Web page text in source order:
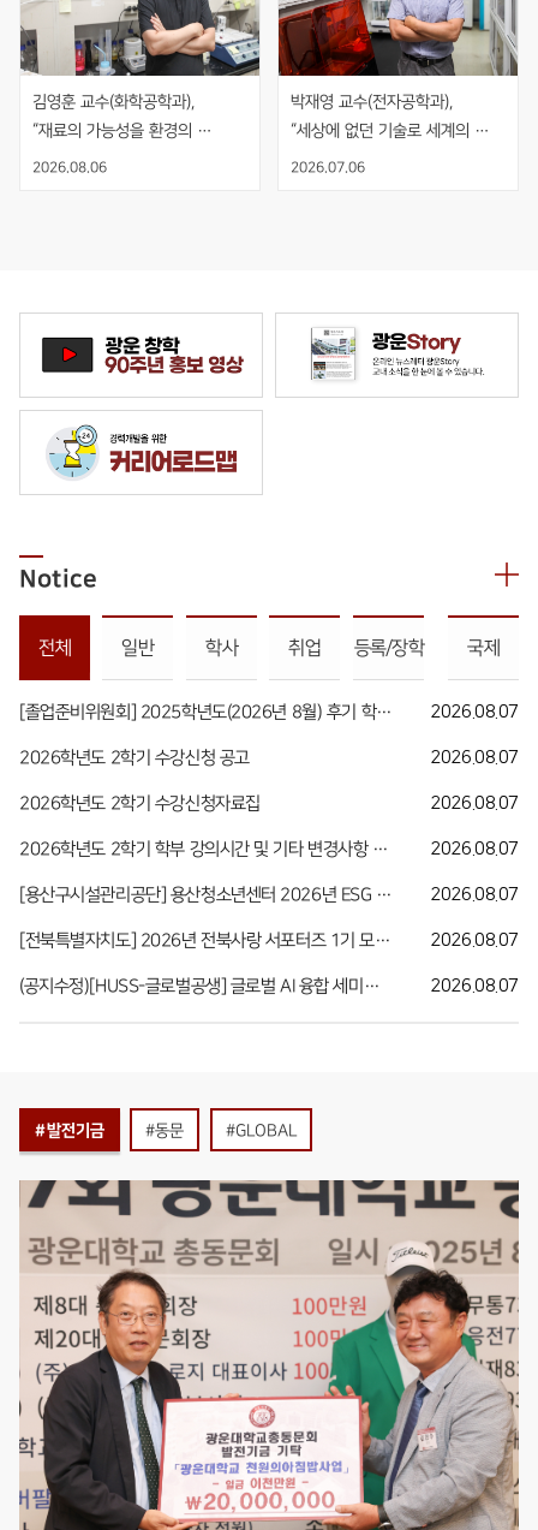
김영훈 교수(화학공학과),
“재료의 가능성을 환경의
해법으로, 기술의 시작과 끝을
2026.08.06
박재영 교수(전자공학과),
“세상에 없던 기술로 세계의
기준을 만들다”
2026.07.06
Notice
전체
[졸업준비위원회] 2025학년도(2026년 8월) 후기 학위수여 학사복 대여 및 상시 대여 안내 2026.08.07
2026학년도 2학기 수강신청 공고 2026.08.07
2026학년도 2학기 수강신청자료집 2026.08.07
2026학년도 2학기 학부 강의시간 및 기타 변경사항 안내 2026.08.07
[용산구시설관리공단] 용산청소년센터 2026년 ESG 축제 기획단 모집 2026.08.07
[전북특별자치도] 2026년 전북사랑 서포터즈 1기 모집 안내 2026.08.07
(공지수정)[HUSS-글로벌공생] 글로벌 AI 융합 세미나(Human-AI Collaboration in Transdisciplinary Studies 특강) 안내 2026.08.07
일반 학사 취업 등록/장학 국제
#발전기금 #동문 #GLOBAL